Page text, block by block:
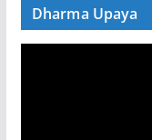
Dharma Upaya